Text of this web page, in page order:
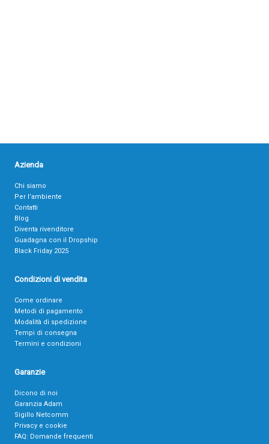
Azienda
Chi siamo
Per l’ambiente
Contatti
Blog
Diventa rivenditore
Guadagna con il Dropship
Black Friday 2025
Condizioni di vendita
Come ordinare
Metodi di pagamento
Modalità di spedizione
Tempi di consegna
Termini e condizioni
Garanzie
Dicono di noi
Garanzia Adam
Sigillo Netcomm
Privacy e cookie
FAQ: Domande frequenti